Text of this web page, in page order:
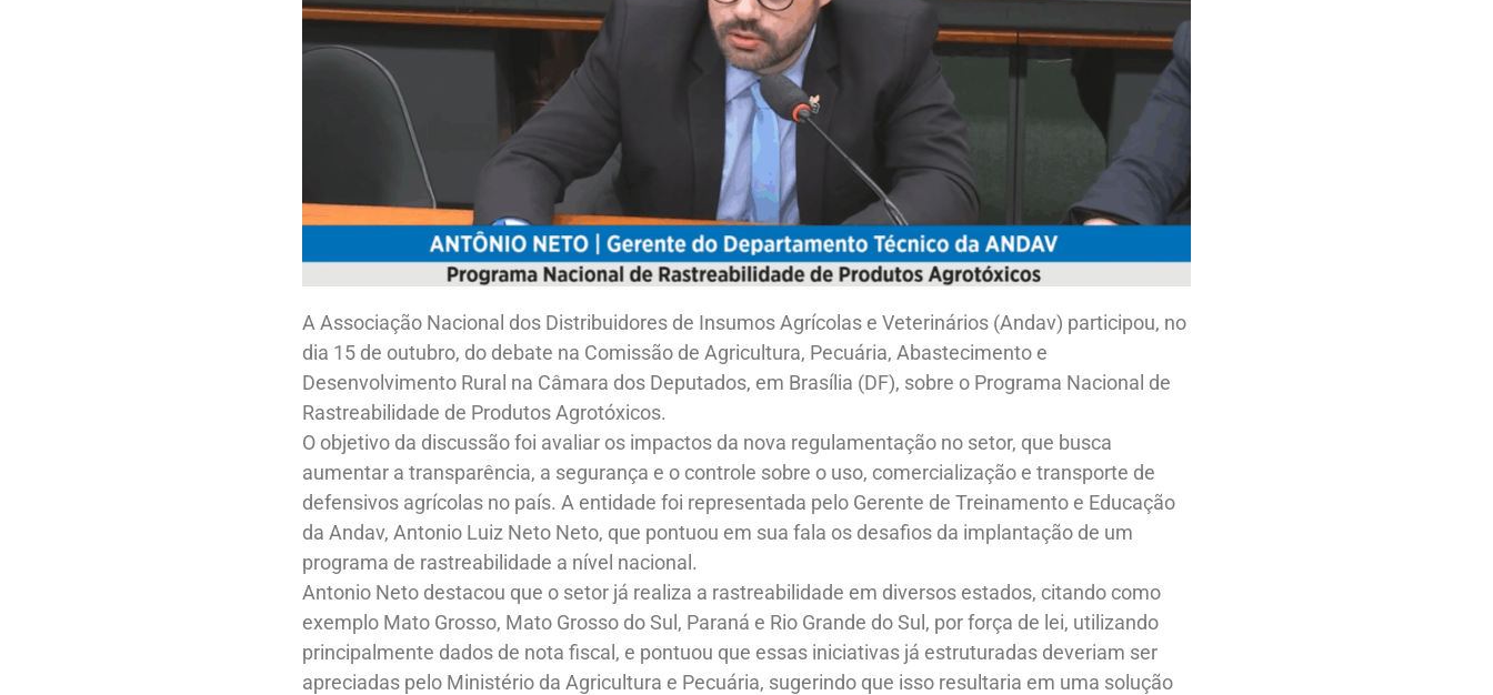
A Associação Nacional dos Distribuidores de Insumos Agrícolas e Veterinários (Andav) participou, no
dia 15 de outubro, do debate na Comissão de Agricultura, Pecuária, Abastecimento e
Desenvolvimento Rural na Câmara dos Deputados, em Brasília (DF), sobre o Programa Nacional de
Rastreabilidade de Produtos Agrotóxicos.
O objetivo da discussão foi avaliar os impactos da nova regulamentação no setor, que busca
aumentar a transparência, a segurança e o controle sobre o uso, comercialização e transporte de
defensivos agrícolas no país. A entidade foi representada pelo Gerente de Treinamento e Educação
da Andav, Antonio Luiz Neto Neto, que pontuou em sua fala os desafios da implantação de um
programa de rastreabilidade a nível nacional.
Antonio Neto destacou que o setor já realiza a rastreabilidade em diversos estados, citando como
exemplo Mato Grosso, Mato Grosso do Sul, Paraná e Rio Grande do Sul, por força de lei, utilizando
principalmente dados de nota fiscal, e pontuou que essas iniciativas já estruturadas deveriam ser
apreciadas pelo Ministério da Agricultura e Pecuária, sugerindo que isso resultaria em uma solução